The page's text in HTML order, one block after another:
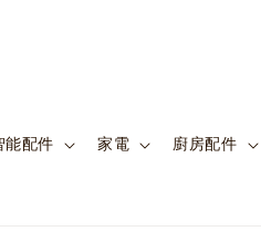
能配件 家電 廚房配件